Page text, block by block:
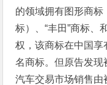
的领域拥有图形商
标）、“丰田”商标、
权，该商标在中国
名商标。但原告发
汽车交易市场销售由